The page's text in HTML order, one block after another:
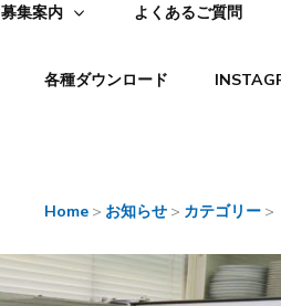
募集案内 よくあるご質問
各種ダウンロード
Home > お知らせ > カテゴリー >